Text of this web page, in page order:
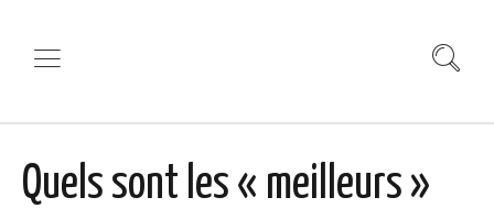
Quels sont les « meilleurs »